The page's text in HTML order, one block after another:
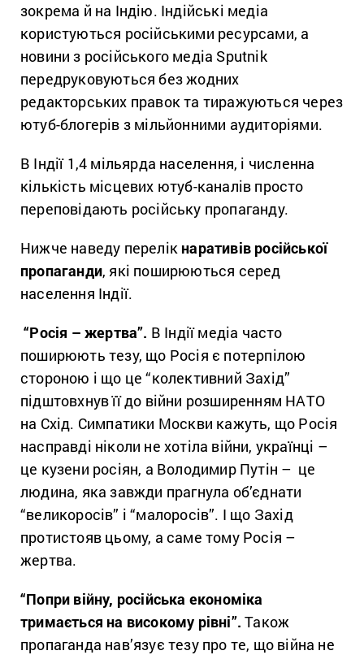
зокрема й на Індію. Індійські медіа
користуються російськими ресурсами, а
новини з російського медіа Sputnik
передруковуються без жодних
редакторських правок та тиражуються через
ютуб-блогерів з мільйонними аудиторіями.
В Індії 1,4 мільярда населення, і численна
кількість місцевих ютуб-каналів просто
переповідають російську пропаганду.
Нижче наведу перелік наративів російської
пропаганди, які поширюються серед
населення Індії.
“Росія – жертва”. В Індії медіа часто
поширюють тезу, що Росія є потерпілою
стороною і що це “колективний Захід”
підштовхнув її до війни розширенням НАТО
на Схід. Симпатики Москви кажуть, що Росія
насправді ніколи не хотіла війни, українці –
це кузени росіян, а Володимир Путін – це
людина, яка завжди прагнула об’єднати
“великоросів” і “малоросів”. І що Захід
протистояв цьому, а саме тому Росія –
жертва.
“Попри війну, російська економіка
тримається на високому рівні”.Також
пропаганда нав’язує тезу про те, що війна не